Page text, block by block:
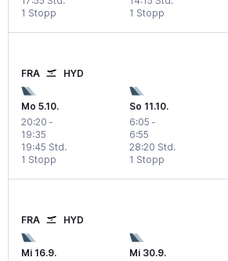
1 Stopp 1 Stopp
FRA HYD
Mo 5.10.
20:20 -
19:35
1 Stopp
19:45 Std.
So 11.10.
6:05 -
6:55
1 Stopp
28:20 Std.
FRA HYD
Mi 16.9.
Mi 30.9.